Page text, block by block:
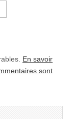
En savoir
sont